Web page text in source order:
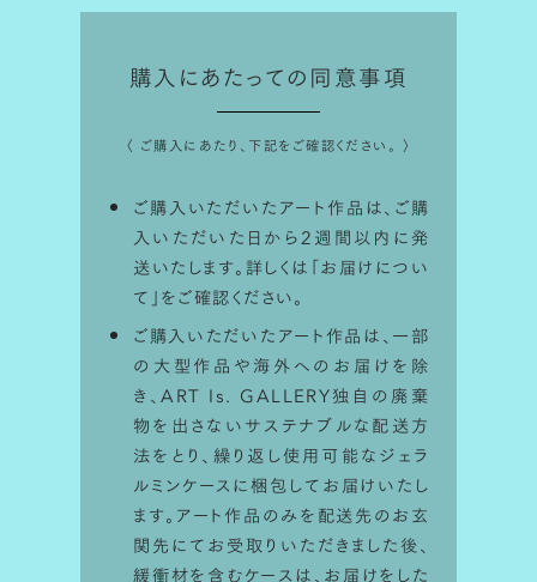
購入にあたっての同意事項
〈 ご購入にあたり、下記をご確認ください。 〉
ご購入いただいたアート作品は、ご購
入いただいた日から2週間以内に発
送いたします。詳しくは「お届けについ
て 」をご確認ください。
ご購入いただいたアート作品は、一部
の大型作品や海外へのお届けを除
き、ART Is. GALLERY独自の廃棄
物を出さないサステナブルな配送方
法をとり、繰り返し使用可能なジェラ
ルミンケースに梱包してお届けいたし
ます。アート作品のみを配送先のお玄
関先にてお受取りいただきました後、
緩衝材を含むケースは、お届けをした